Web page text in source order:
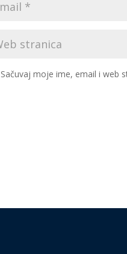
Sačuvaj moje ime, email i web